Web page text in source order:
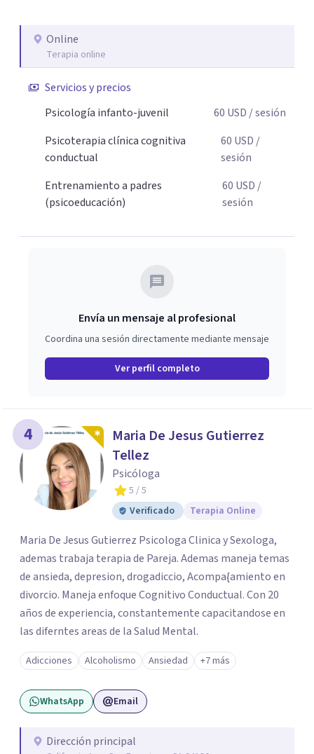
necesaria para superar sus retos y fortaleciendo la
comunicación entre ustedes. Acompaño a niños y
adolescentes que están lidiando con la ansiedad, la
timidez, la rebeldía o dificultades escolares, así como a
educar sin perder la paciencia ni el control. Si estás listo
para dar el primer paso hacia una convivencia familiar
más armoniosa, agenda tu sesión y empecemos a
Online
Terapia online
Servicios y precios
Psicología infanto-juvenil
60 USD / sesión
Psicoterapia clínica cognitiva
conductual
60 USD /
sesión
Entrenamiento a padres
(psicoeducación)
60 USD /
sesión
Envía un mensaje al profesional
Coordina una sesión directamente mediante mensaje
Ver perfil completo
4
Maria De Jesus Gutierrez
Tellez
Psicóloga
5 / 5
Verificado
Terapia Online
Maria De Jesus Gutierrez Psicologa Clinica y Sexologa,
ademas trabaja terapia de Pareja. Ademas maneja temas
de ansieda, depresion, drogadiccio, Acompa{amiento en
divorcio. Maneja enfoque Cognitivo Conductual. Con 20
años de experiencia, constantemente capacitandose en
las diferntes areas de la Salud Mental.
Adicciones Alcoholismo Ansiedad +7 más
WhatsApp Email
Dirección principal